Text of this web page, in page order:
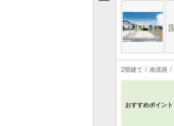
2階建て 南道路
おすすめポイント